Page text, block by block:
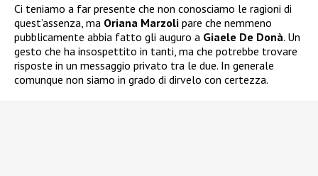
Ci teniamo a far presente che non conosciamo le ragioni di
quest’assenza, ma Oriana Marzoli pare che nemmeno
pubblicamente abbia fatto gli auguro a Giaele De Donà. Un
gesto che ha insospettito in tanti, ma che potrebbe trovare
risposte in un messaggio privato tra le due. In generale
comunque non siamo in grado di dirvelo con certezza.